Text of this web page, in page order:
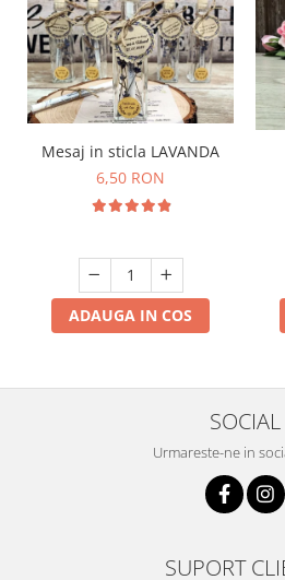
Mesaj in sticla LAVANDA
6,50 RON
ADAUGA IN COS
SOCIAL
Urmareste-ne in
SUPORT